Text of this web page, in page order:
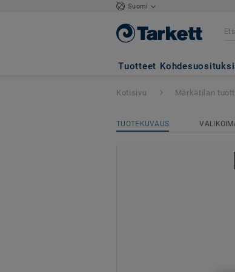
Suomi
Tuotteet
Aquarelle-
Kotisivu Märkätilan
TUOTEKUVAUS